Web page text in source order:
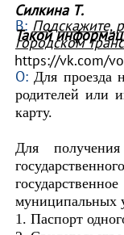
В: Подскажите,
городском
О:Для проезда
родителей или
карту.
Для
муниципальных
1. Паспорт
Силкина Т.
Такой
https://vk.com/